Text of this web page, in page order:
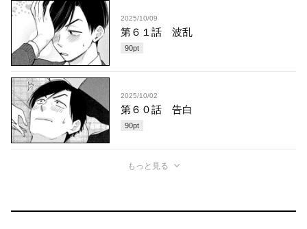
2025/10/09
第６１話 波乱
90pt
2025/10/02
第６０話 告白
90pt
もっと見る